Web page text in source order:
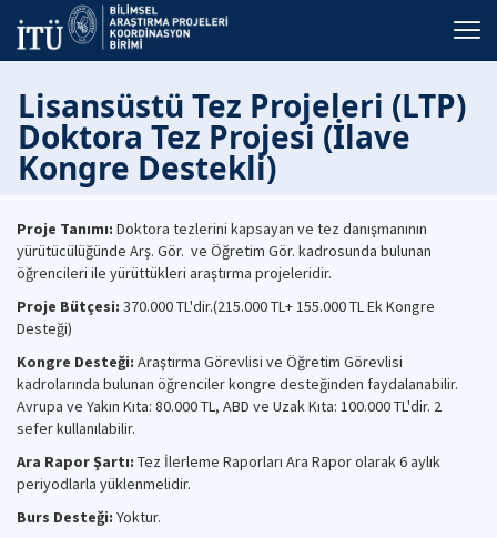
Lisansüstü Tez Projeleri (LTP)
Doktora Tez Projesi (İlave
Kongre Destekli)
Proje Tanımı: Doktora tezlerini kapsayan ve tez danışmanının
yürütücülüğünde Arş. Gör. ve Öğretim Gör. kadrosunda bulunan
öğrencileri ile yürüttükleri araştırma projeleridir.
Proje Bütçesi: 370.000 TL'dir.(215.000 TL+ 155.000 TL Ek Kongre
Desteği)
Kongre Desteği: Araştırma Görevlisi ve Öğretim Görevlisi
kadrolarında bulunan öğrenciler kongre desteğinden faydalanabilir.
Avrupa ve Yakın Kıta: 80.000 TL, ABD ve Uzak Kıta: 100.000 TL'dir. 2
sefer kullanılabilir.
Ara Rapor Şartı: Tez İlerleme Raporları Ara Rapor olarak 6 aylık
periyodlarla yüklenmelidir.
Burs Desteği: Yoktur.